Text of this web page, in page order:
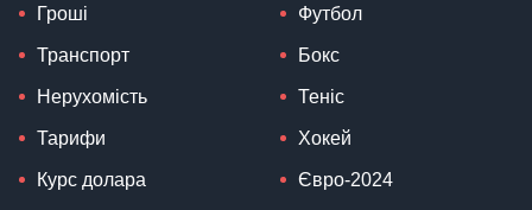
Гроші
Транспорт
Нерухомість
Тарифи
Курс долара
Футбол
Бокс
Теніс
Хокей
Євро-2024